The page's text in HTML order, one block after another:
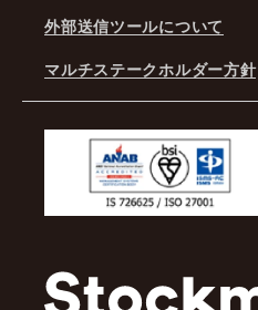
外部送信ツールについて
マルチステークホルダー方針